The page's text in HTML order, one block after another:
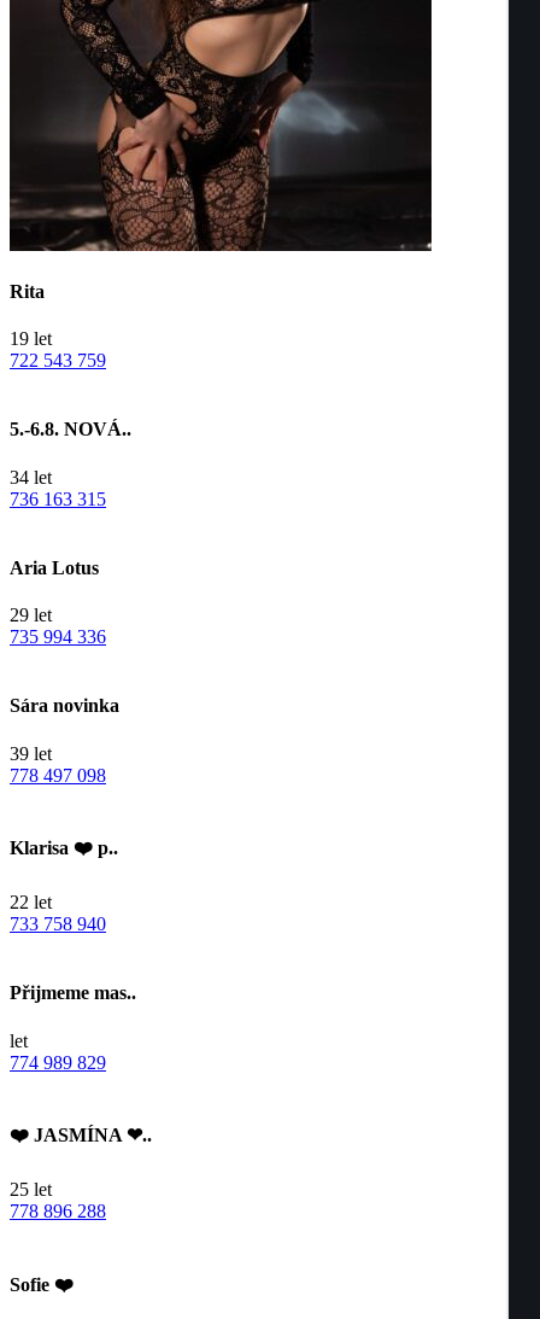
Rita
19 let
722 543 759
5.-6.8. NOVÁ..
34 let
736 163 315
Aria Lotus
29 let
735 994 336
Sára novinka
39 let
778 497 098
Klarisa ❤️ p..
22 let
733 758 940
Přijmeme mas..
let
774 989 829
❤️ JASMÍNA ❤..
25 let
778 896 288
Sofie ❤️